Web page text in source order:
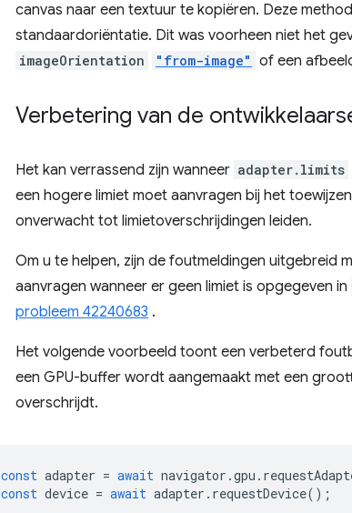
canvas naar een textuur te kopiëren. Deze
standaardoriëntatie. Dit was voorheen niet het
imageOrientation "from-image" of een
Verbetering van de
Het kan verrassend zijn wanneer adapter.limits
een hogere limiet moet aanvragen bij het
onverwacht tot limietoverschrijdingen leiden.
Om u te helpen, zijn de foutmeldingen uitgebreid
aanvragen wanneer er geen limiet is opgegeven in
probleem 42240683 .
Het volgende voorbeeld toont een verbeterd
een GPU-buffer wordt aangemaakt met een
overschrijdt.
const adapter = await navigator .gpu .
const device = await adapter . requestDevice();